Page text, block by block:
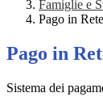
Famiglie e
Pago in Rete
Pago in
Sistema dei